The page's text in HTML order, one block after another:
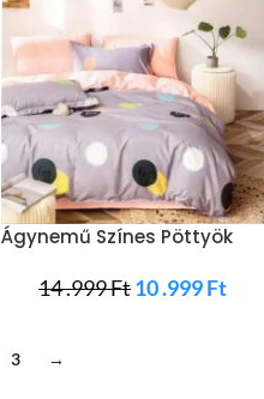
Ágynemű Színes Pöttyök
14 .999Ft10 .999Ft
3 →